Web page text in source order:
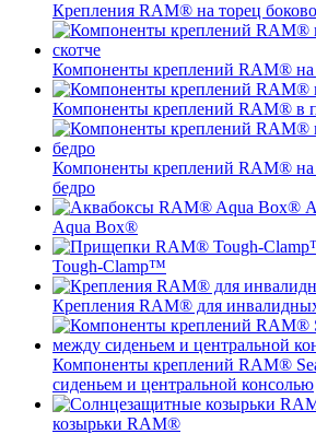
Крепления RAM® на торец
Компоненты креплений RAM® на
Компоненты креплений RAM® в
Компоненты креплений RAM® на
бедро
Aqua Box®
Tough-Clamp™
Крепления RAM® для
Компоненты креплений RAM®
сиденьем и центральной консолью
козырьки RAM®